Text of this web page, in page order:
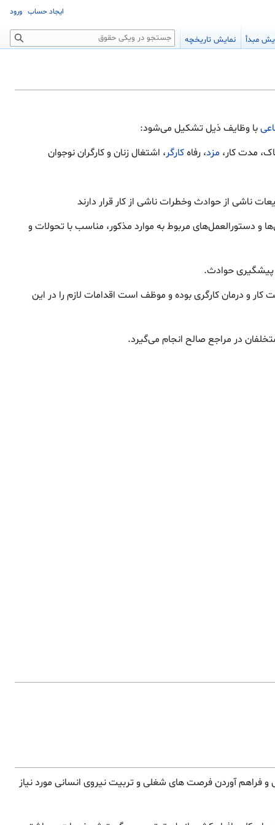
با وظایف ذیل تشکیل می‌شود:
مدت کار، مزد، رفاه‌کارگر، اشتغال زنان و کارگران نوجوان
ناشی از حوادث و‌خطرات ناشی از کار قرار دارند
و دستورالعمل‌های مربوط‌ به موارد مذکور، مناسب با تحولات و
پیشگیری حوادث.
کار و درمان کارگری بوده و‌ موظف است اقدامات لازم را در این
و فراهم آوردن فرصت های شغلی و تربیت نیروی انسانی مورد نیاز
ایجاد حساب ورود
مبدأ نمایش تاریخچه جستجو